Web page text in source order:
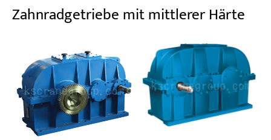
Zahnradgetriebe mit mittlerer Härte